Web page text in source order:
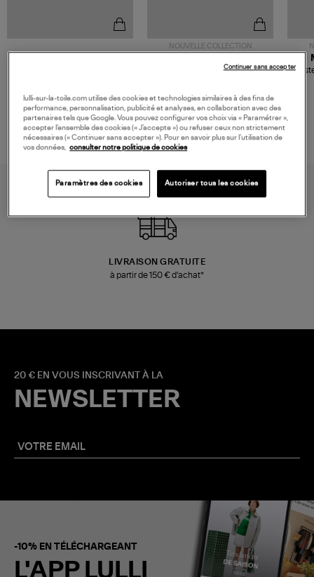
NOUVELLE COLLECTION
Mocassins Killian Sport
LIVRAISON GRATUITE
à partir de 150 € d'achat*
20 € EN VOUS INSCRIVANT À LA
NEWSLETTER
-10% EN TÉLÉCHARGEANT
L'APP LULLI
lulli-sur-la-toile.com utilise des cookies et technologies similaires à des fins de
performance, personnalisation, publicité et analyses, en collaboration avec des
partenaires tels que Google. Vous pouvez configurer vos choix via « Paramétrer »,
accepter l’ensemble des cookies (« J’accepte ») ou refuser ceux non strictement
nécessaires (« Continuer sans accepter »). Pour en savoir plus sur l’utilisation de
vos données,
consulter notre politique de cookies
Paramètres des cookies Autoriser tous les cookies
Continuer sans accepter